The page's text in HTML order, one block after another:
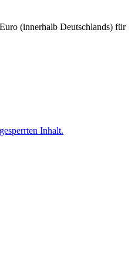
(innerhalb Deutschlands) für
Inhalt.